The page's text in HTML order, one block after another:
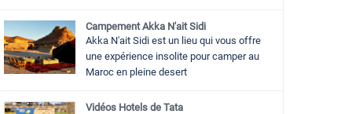
Campement Akka N'ait Sidi
Akka N'ait Sidi est un lieu qui vous offre
une expérience insolite pour camper au
Maroc en pleine desert
Vidéos Hotels de Tata